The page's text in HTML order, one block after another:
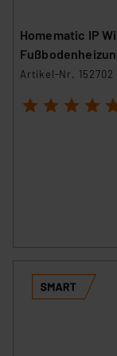
Homematic IP
FAL230-C6
Artikel-Nr. 152702
1 2 3 4 5